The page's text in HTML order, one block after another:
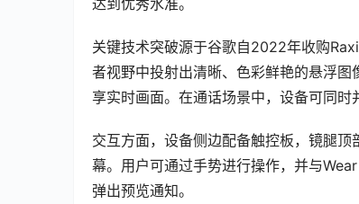
关键技术突破源于谷歌自2022年收购
者视野中投射出清晰、色彩鲜艳的悬浮
享实时画面。在通话场景中，设备可同时
交互方面，设备侧边配备触控板，镜腿
幕。用户可通过手势进行操作，并与
弹出预览通知。